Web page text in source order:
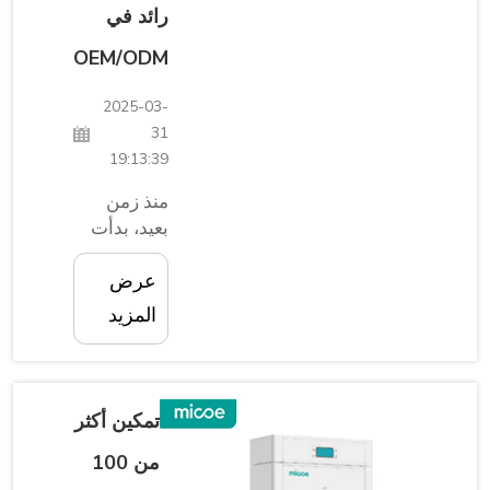
الشمسية
الحرارة
والتخزين
التي
ستساعدك
الطاقة؛
وحماية
كوكبنا...
رائد في
OEM/ODM
2025-03-
31
19:13:39
منذ زمن
بعيد، بدأت
شركة
صغيرة تُدعى
ميكو رحلتها
الملحمية.
عامًا من
العمل
والتعلم،
عرض
المزيد
تمكين أكثر
من 100